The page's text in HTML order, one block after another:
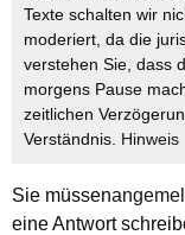
Texte schalten wir
moderiert, da die
verstehen Sie, dass
morgens Pause
zeitlichen
Verständnis. Hinweis
Sie müssen
eine Antwort